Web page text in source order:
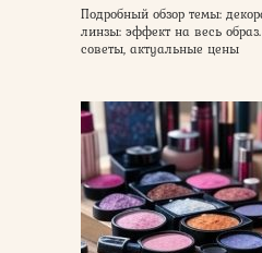
Подробный обзор темы:
линзы: эффект на весь
советы, актуальные цены